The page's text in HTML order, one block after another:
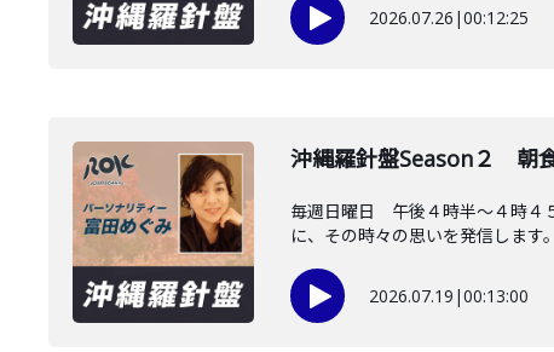
2026.07.26 |00:12:25
沖縄羅針盤Season２ 朝
毎週日曜日 午後４時半～４時４
に、その時々の思いを発信します
2026.07.19 |00:13:00